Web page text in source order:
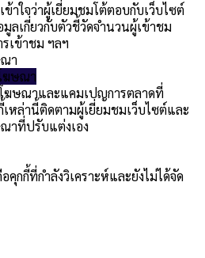
ข้าใจว่าผู้เยี่ยมชมโต้ตอบกับเว็บไซต์
ลเกี่ยวกับตัวชี้วัดจำนวนผู้เข้าชม
เข้าชม ฯลฯ
า
ฆษณา
ฆษณาและแคมเปญการตลาดที่
เหล่านี้ติดตามผู้เยี่ยมชมเว็บไซต์และ
าที่ปรับแต่งเอง
กกี้ที่กำลังวิเคราะห์และยังไม่ได้จัด